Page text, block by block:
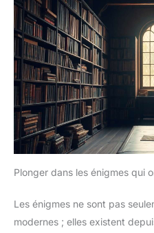
Plonger dans les énigmes qui
Les énigmes ne sont pas
modernes ; elles existent